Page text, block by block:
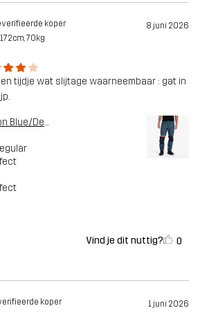
koper 8 juni 2026
172cm, 70kg
tijdje wat slijtage waarneembaar : gat in
Orion Blue/Deep Navy
Vind je dit nuttig? 0
koper 1 juni 2026